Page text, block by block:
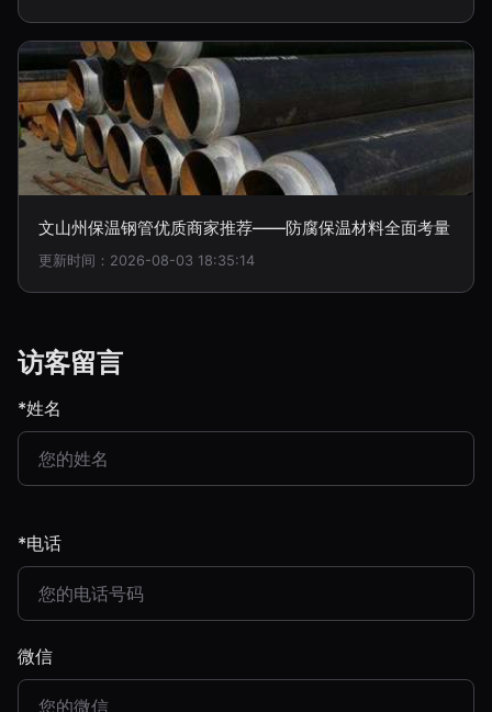
文山州保温钢管优质商家推荐——防腐保温材料全面考量
更新时间：2026-08-03 18:35:14
访客留言
*姓名
*电话
微信